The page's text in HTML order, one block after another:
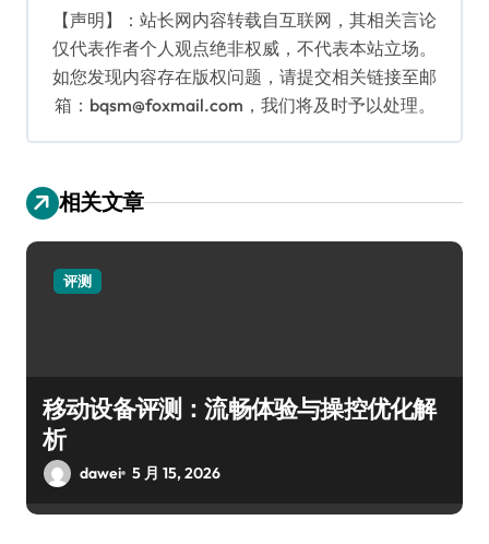
【声明】：站长网内容转载自互联网，其相关言论
仅代表作者个人观点绝非权威，不代表本站立场。
如您发现内容存在版权问题，请提交相关链接至邮
箱：bqsm@foxmail.com，我们将及时予以处理。
相关文章
评测
移动设备评测：流畅体验与操控优化解
析
dawei 5 月 15, 2026